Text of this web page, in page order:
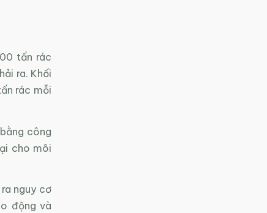
tấn rác
ra. Khối
rác mỗi
công
cho môi
nguy cơ
động và